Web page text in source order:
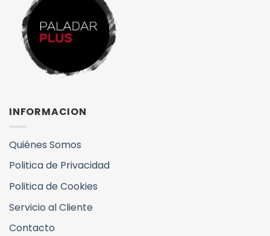
INFORMACION
Quiénes Somos
Politica de Privacidad
Politica de Cookies
Servicio al Cliente
Contacto